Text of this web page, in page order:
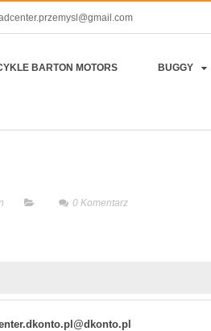
BARTON MOTORS BUGGY
0 Komentarz